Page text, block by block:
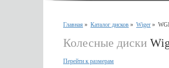
Главная » Каталог дисков » Wiger »
Колесные диски
Перейти к размерам